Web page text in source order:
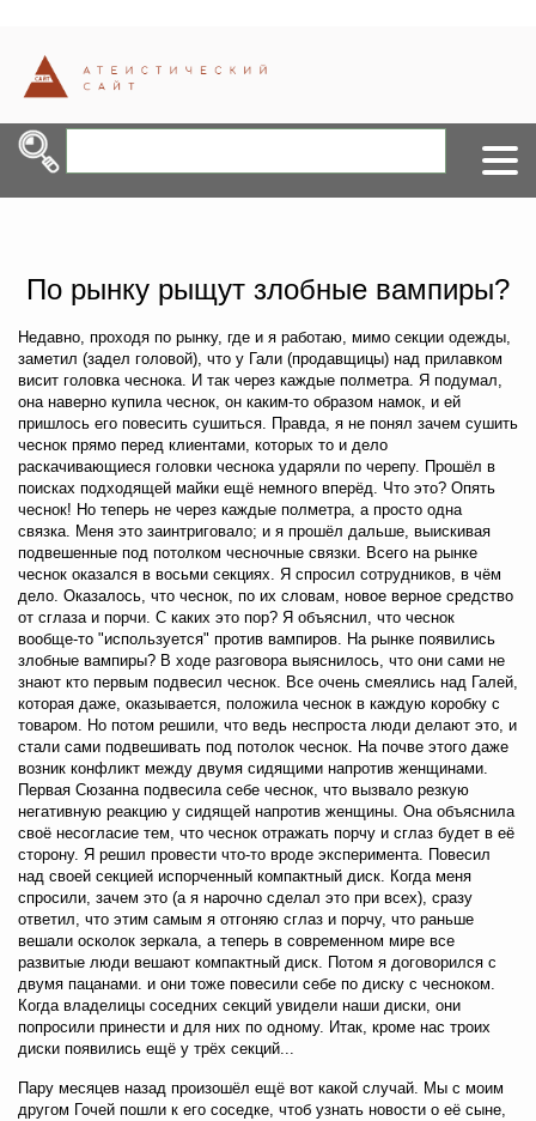
По рынку рыщут злобные вампиры?
Недавно, проходя по рынку, где и я работаю, мимо секции одежды,
заметил (задел головой), что у Гали (продавщицы) над прилавком
висит головка чеснока. И так через каждые полметра. Я подумал,
она наверно купила чеснок, он каким-то образом намок, и ей
пришлось его повесить сушиться. Правда, я не понял зачем сушить
чеснок прямо перед клиентами, которых то и дело
раскачивающиеся головки чеснока ударяли по черепу. Прошёл в
поисках подходящей майки ещё немного вперёд. Что это? Опять
чеснок! Но теперь не через каждые полметра, а просто одна
связка. Меня это заинтриговало; и я прошёл дальше, выискивая
подвешенные под потолком чесночные связки. Всего на рынке
чеснок оказался в восьми секциях. Я спросил сотрудников, в чём
дело. Оказалось, что чеснок, по их словам, новое верное средство
от сглаза и порчи. С каких это пор? Я объяснил, что чеснок
вообще-то "используется" против вампиров. На рынке появились
злобные вампиры? В ходе разговора выяснилось, что они сами не
знают кто первым подвесил чеснок. Все очень смеялись над Галей,
которая даже, оказывается, положила чеснок в каждую коробку с
товаром. Но потом решили, что ведь неспроста люди делают это, и
стали сами подвешивать под потолок чеснок. На почве этого даже
возник конфликт между двумя сидящими напротив женщинами.
Первая Сюзанна подвесила себе чеснок, что вызвало резкую
негативную реакцию у сидящей напротив женщины. Она объяснила
своё несогласие тем, что чеснок отражать порчу и сглаз будет в её
сторону. Я решил провести что-то вроде эксперимента. Повесил
над своей секцией испорченный компактный диск. Когда меня
спросили, зачем это (а я нарочно сделал это при всех), сразу
ответил, что этим самым я отгоняю сглаз и порчу, что раньше
вешали осколок зеркала, а теперь в современном мире все
развитые люди вешают компактный диск. Потом я договорился с
двумя пацанами. и они тоже повесили себе по диску с чесноком.
Когда владелицы соседних секций увидели наши диски, они
попросили принести и для них по одному. Итак, кроме нас троих
диски появились ещё у трёх секций...
Пару месяцев назад произошёл ещё вот какой случай. Мы с моим
другом Гочей пошли к его соседке, чтоб узнать новости о её сыне,